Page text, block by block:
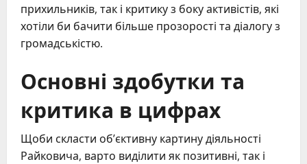
прихильників, так і критику з боку активістів, які
хотіли би бачити більше прозорості та діалогу з
громадськістю.
Основні здобутки та
критика в цифрах
Щоби скласти об’єктивну картину діяльності
Райковича, варто виділити як позитивні, так і